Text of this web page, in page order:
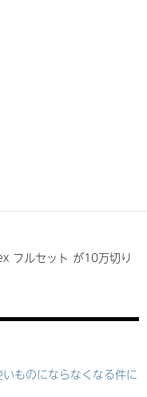
フルセット が10万切り
ものにならなくなる件に